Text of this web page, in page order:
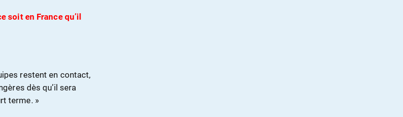
soit en France qu’il
restent en contact,
dès qu’il sera
terme. »